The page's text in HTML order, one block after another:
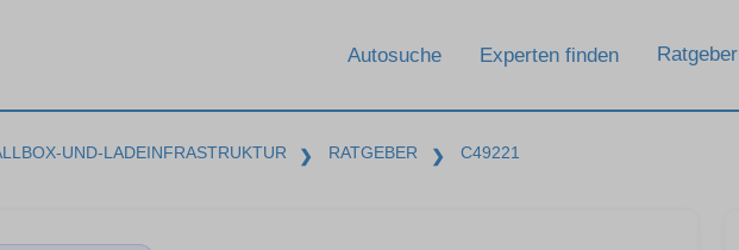
Autosuche Experten finden Ratgeber
UND-LADEINFRASTRUKTUR ❯ RATGEBER ❯ C49221